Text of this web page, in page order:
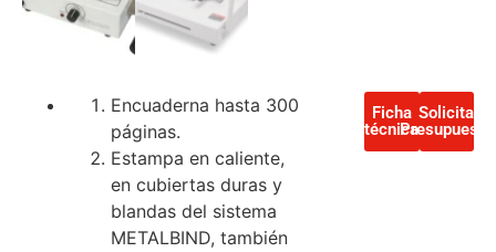
Encuaderna hasta 300
páginas.
Estampa en caliente,
en cubiertas duras y
blandas del sistema
METALBIND, también
Ficha
técnica
Solicita
Presupuesto